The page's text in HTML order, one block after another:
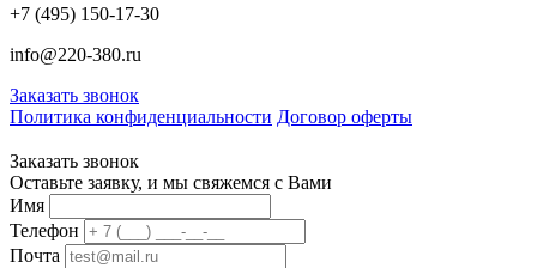
+7 (495) 150-17-30
info@220-380.ru
Заказать звонок
Политика конфиденциальности Договор оферты
Заказать звонок
Оставьте заявку, и мы свяжемся с Вами
Имя
Телефон
Почта